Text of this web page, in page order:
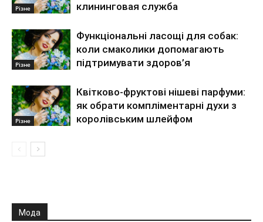
Різне
клининговая служба
Різне
Функціональні ласощі для собак:
коли смаколики допомагають
підтримувати здоров’я
Різне
Квітково-фруктові нішеві парфуми:
як обрати компліментарні духи з
королівським шлейфом
Мода